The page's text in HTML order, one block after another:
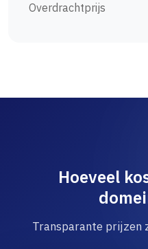
Overdrachtprijs
Hoeveel
Transparante prijzen